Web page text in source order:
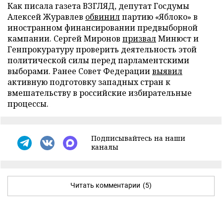
Как писала газета ВЗГЛЯД, депутат Госдумы
Алексей Журавлев обвинилпартию «Яблоко» в
иностранном финансировании предвыборной
кампании. Сергей Миронов призвалМинюст и
Генпрокуратуру проверить деятельность этой
политической силы перед парламентскими
выборами. Ранее Совет Федерациивыявил
активную подготовку западных стран к
вмешательству в российские избирательные
процессы.
Подписывайтесь на наши
каналы
Читать комментарии (5)